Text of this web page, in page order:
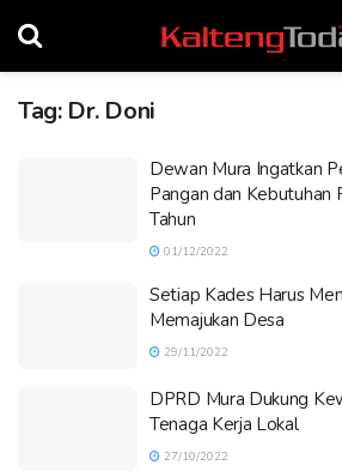
Tag: Dr. Doni
Dewan Mura Ingatkan
Pangan dan Kebutuhan
Tahun
01/12/2022
Setiap Kades Harus
Memajukan Desa
29/11/2022
DPRD Mura Dukung
Tenaga Kerja Lokal
27/10/2022